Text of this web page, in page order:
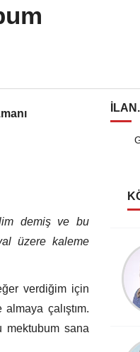
demiş ve bu
üzere kaleme
verdiğim için
çalıştım.
mektubum sana